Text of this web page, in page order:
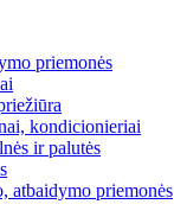
priemonės
kondicionieriai
ir palutės
atbaidymo priemonės